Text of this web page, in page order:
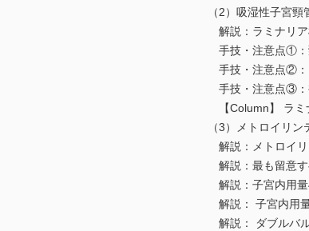
（2）吸湿性子宮頸管
解説：ラミナリア
手技・注意点①：
手技・注意点②：1
手技・注意点③：複
【Column】 ラミナ
（3）メトロイリン
解説：メトロイリ
解説：最も留意すべ
解説：子宮内用量
解説： 子宮内用量
解説： ダブルバルー